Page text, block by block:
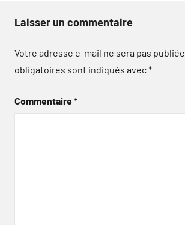
Laisser un commentaire
Votre adresse e-mail ne sera pas publiée.
obligatoires sont indiqués avec*
Commentaire*